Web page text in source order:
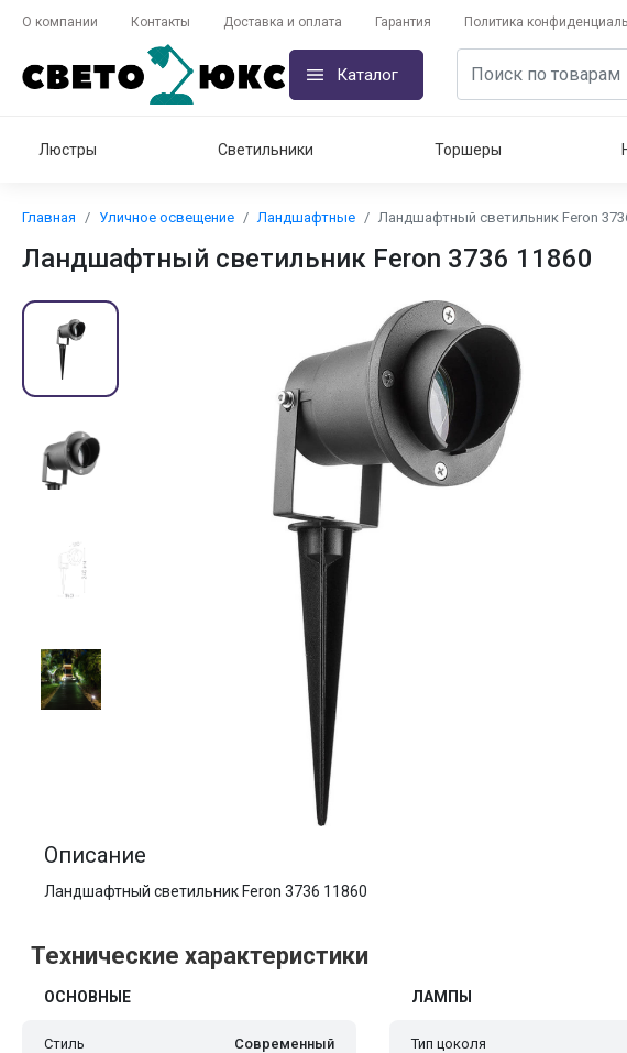
О компании Контакты Доставка и оплата Гарантия Политика
Каталог
Люстры Светильники Торшеры
Главная Уличное освещение Ландшафтные Ландшафтный светильник Feron
Ландшафтный светильник Feron 3736 11860
Описание
Ландшафтный светильник Feron 3736 11860
Технические характеристики
ОСНОВНЫЕ
Стиль
Современный
ЛАМПЫ
Тип цоколя